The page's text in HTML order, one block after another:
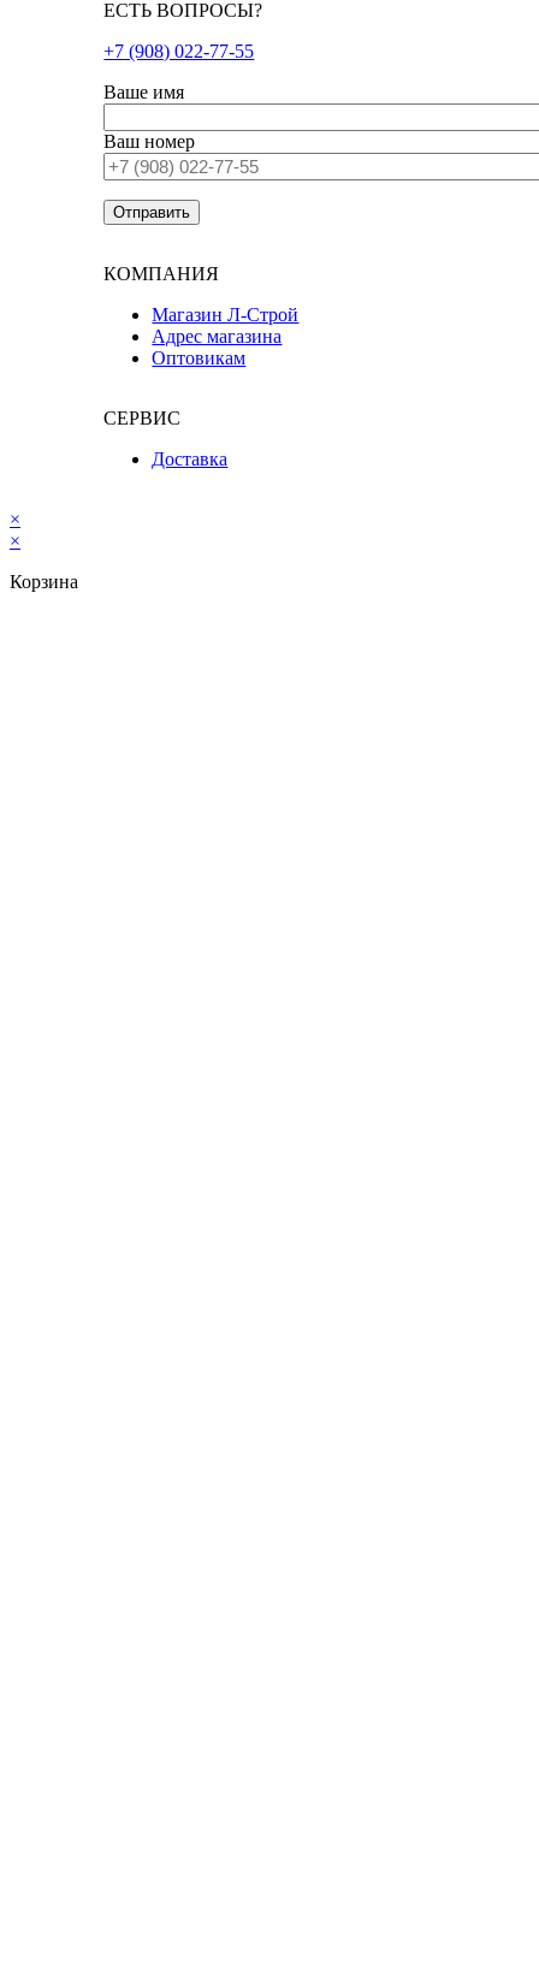
ЕСТЬ ВОПРОСЫ?
+7 (908) 022-77-55
Ваше имя
Ваш номер
КОМПАНИЯ
Магазин Л-Строй
Адрес магазина
Оптовикам
СЕРВИС
Доставка
×
×
Корзина